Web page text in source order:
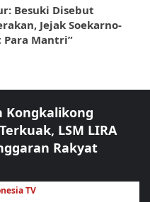
Besuki Disebut
Jejak Soekarno-
Para Mantri”
Kongkalikong
LSM LIRA
Rakyat
TV